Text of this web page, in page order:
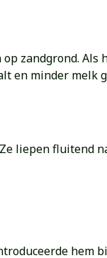
zandgrond. Als
en minder melk
liepen fluitend
hem